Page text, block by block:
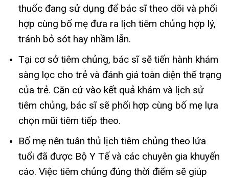
thuốc đang sử dụng để bác sĩ theo dõi và phối
hợp cùng bố mẹ đưa ra lịch tiêm chủng hợp lý,
tránh bỏ sót hay nhầm lẫn.
Tại cơ sở tiêm chủng, bác sĩ sẽ tiến hành khám
sàng lọc cho trẻ và đánh giá toàn diện thể trạng
của trẻ. Căn cứ vào kết quả khám và lịch sử
tiêm chủng, bác sĩ sẽ phối hợp cùng bố mẹ lựa
chọn mũi tiêm tiếp theo.
Bố mẹ nên tuân thủ lịch tiêm chủng theo lứa
tuổi đã được Bộ Y Tế và các chuyên gia khuyến
cáo. Việc tiêm chủng đúng thời điểm sẽ giúp